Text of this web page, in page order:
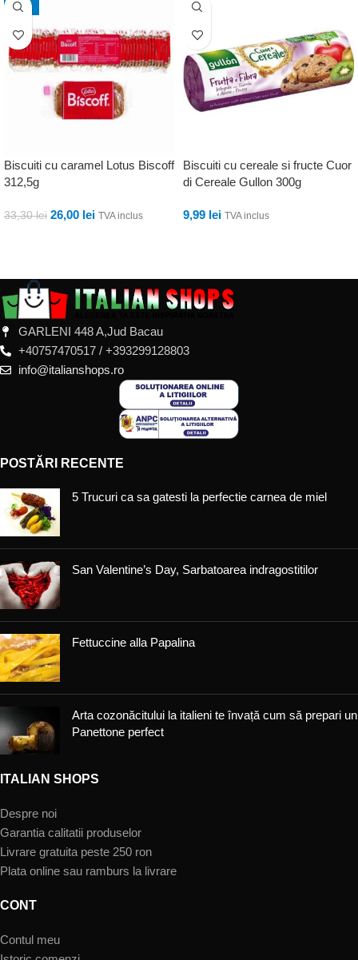
-22%
Biscuiti cu caramel Lotus Biscoff
312,5g
33,30lei 26,00 lei TVA inclus
Biscuiti cu cereale si fructe Cuor
di Cereale Gullon 300g
9,99 lei TVA inclus
GARLENI 448 A,Jud Bacau
+40757470517 / +393299128803
info@italianshops.ro
POSTĂRI RECENTE
5 Trucuri ca sa gatesti la perfectie carnea de miel
San Valentine’s Day, Sarbatoarea indragostitilor
Fettuccine alla Papalina
Arta cozonăcitului la italieni te învață cum să prepari un
Panettone perfect
ITALIAN SHOPS
Despre noi
Garantia calitatii produselor
Livrare gratuita peste 250 ron
Plata online sau ramburs la livrare
CONT
Contul meu